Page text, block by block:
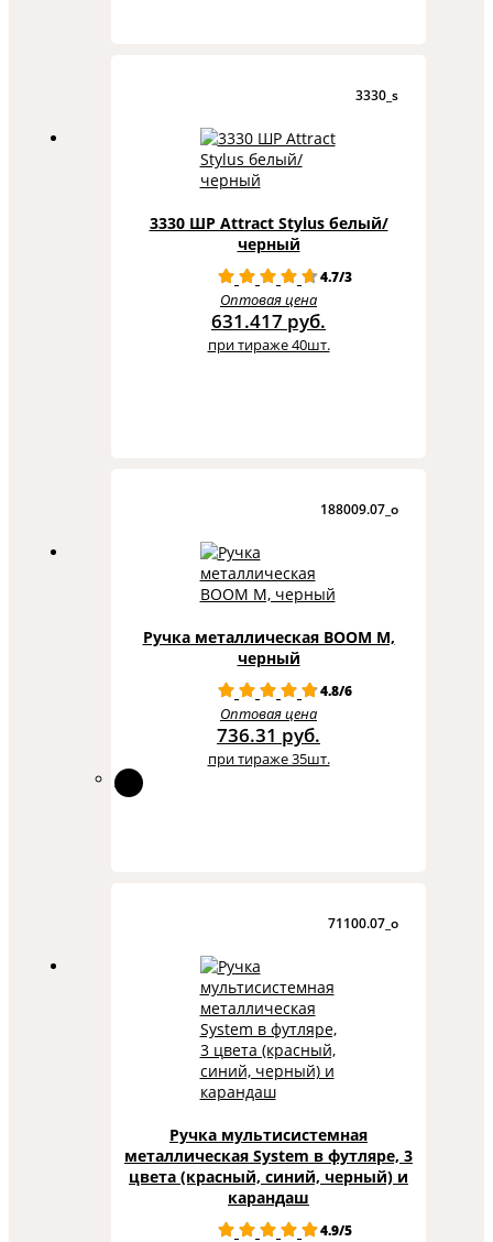
3330_s
3330 ШР Attract Stylus белый/
черный
4.7/3
Оптовая цена
631.417 руб.
при тираже 40шт.
188009.07_o
Ручка металлическая BOOM M,
черный
4.8/6
Оптовая цена
736.31 руб.
при тираже 35шт.
71100.07_o
Ручка мультисистемная
металлическая System в футляре, 3
цвета (красный, синий, черный) и
карандаш
4.9/5